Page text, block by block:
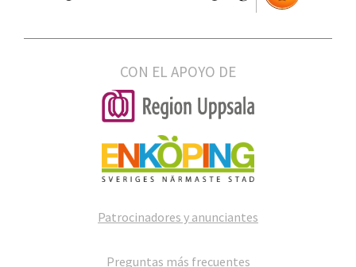
CON EL APOYO DE
Patrocinadores y anunciantes
Preguntas más frecuentes